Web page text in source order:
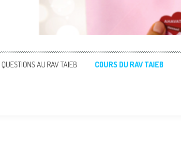
QUESTIONS AU RAV TAIEB COURS DU RAV TAIEB